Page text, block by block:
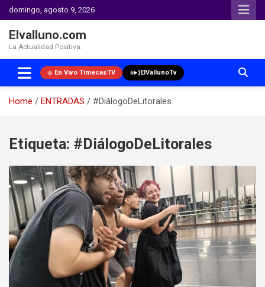
domingo, agosto 9, 2026
Elvalluno.com
La Actualidad Positiva.
En Vivo TimecasTV ElVallunoTv
Home ENTRADAS
#DiálogoDeLitorales
content
Etiqueta: #DiálogoDeLitorales